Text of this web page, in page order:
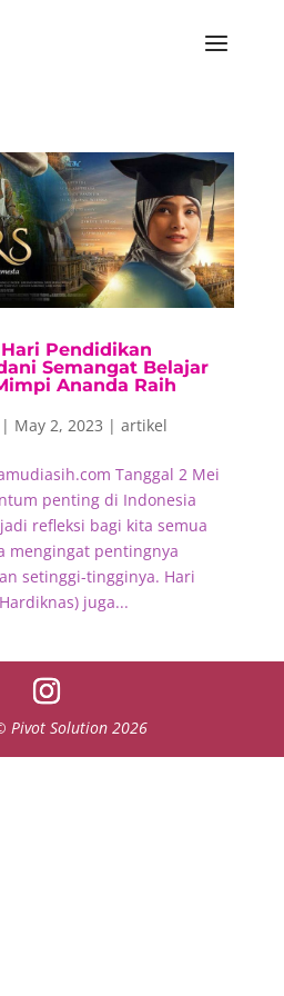
Hari Pendidikan
Semangat Belajar
Ananda Raih
| May 2, 2023 | artikel
Tanggal 2 Mei
penting di Indonesia
refleksi bagi kita semua
mengingat pentingnya
setinggi-tingginya. Hari
juga...
Pivot Solution 2026